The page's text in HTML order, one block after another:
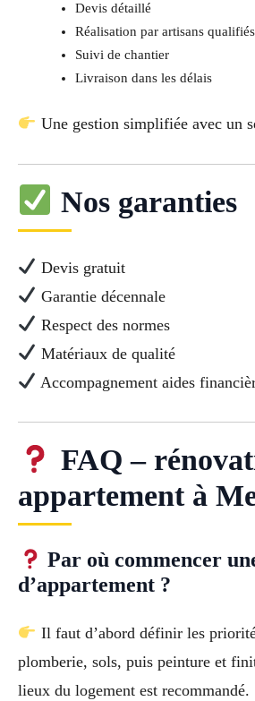
Devis détaillé
Réalisation par artisans qualifiés
Suivi de chantier
Livraison dans les délais
Une gestion simplifiée avec un
Nos garanties
Devis gratuit
Garantie décennale
Respect des normes
Matériaux de qualité
Accompagnement aides
FAQ –
appartement à
Par où commencer
d’appartement ?
Il faut d’abord définir les
plomberie, sols, puis peinture et
lieux du logement est recommandé.